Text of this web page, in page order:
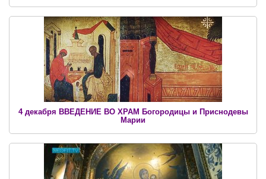
4 декабря ВВЕДЕНИЕ ВО ХРАМ Богородицы и Приснодевы
Марии